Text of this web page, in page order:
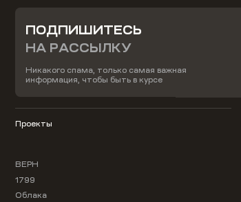
ПОДПИШИТЕСЬ
НА РАССЫЛКУ
Никакого спама, только самая важная
информация, чтобы быть в курсе
Проекты
ВЕРН
1799
Облака